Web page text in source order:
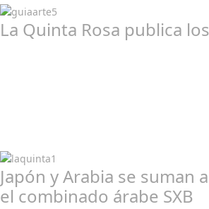
La Quinta Rosa publica
Japón y Arabia se suman
el combinado árabe SXB